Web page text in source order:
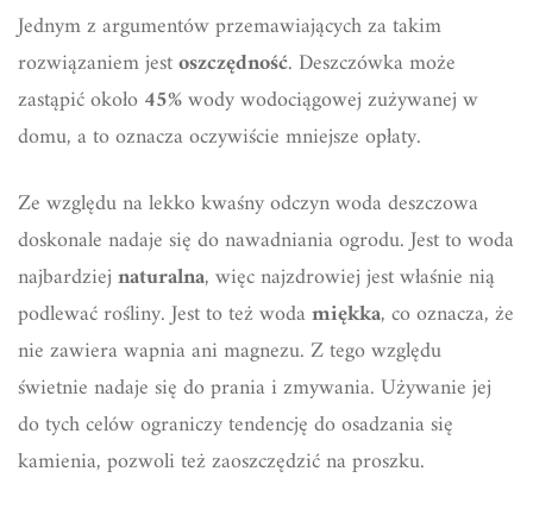
Jednym z argumentów przemawiających za takim
rozwiązaniem jestoszczędność. Deszczówka może
zastąpić około45%wody wodociągowej zużywanej w
domu, a to oznacza oczywiście mniejsze opłaty.
Ze względu na lekko kwaśny odczyn woda deszczowa
doskonale nadaje się do nawadniania ogrodu. Jest to woda
najbardziejnaturalna, więc najzdrowiej jest właśnie nią
podlewać rośliny. Jest to też wodamiękka, co oznacza, że
nie zawiera wapnia ani magnezu. Z tego względu
świetnie nadaje się do prania i zmywania. Używanie jej
do tych celów ograniczy tendencję do osadzania się
kamienia, pozwoli też zaoszczędzić na proszku.